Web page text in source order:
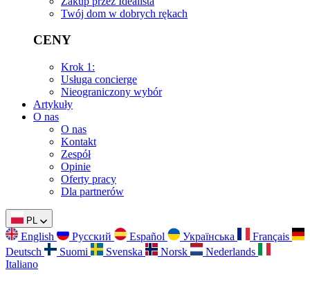
Twój dom w dobrych rękach
CENY
Krok 1:
Usługa concierge
Nieograniczony wybór
Artykuły
O nas
O nas
Kontakt
Zespół
Opinie
Oferty pracy
Dla partnerów
PL
English Русский Español Українська
Français
Deutsch
Suomi Svenska Norsk
Nederlands
Italiano